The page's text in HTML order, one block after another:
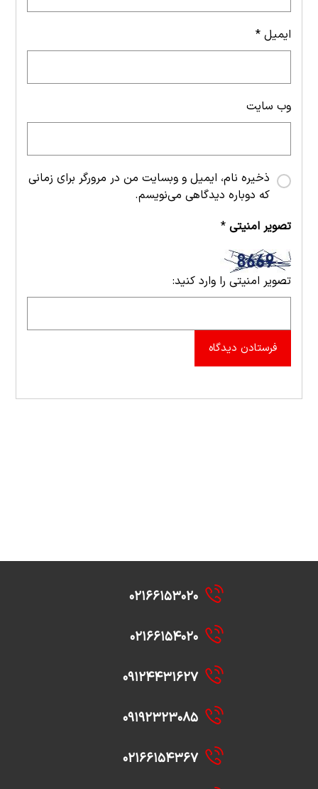
ایمیل*
وب‌ سایت
ذخیره نام، ایمیل و وبسایت من در مرورگر برای زمانی
که دوباره دیدگاهی می‌نویسم.
تصویر امنیتی*
تصویر امنیتی را وارد کنید:
فرستادن دیدگاه
۰۲۱۶۶۱۵۳۰۲۰
۰۲۱۶۶۱۵۴۰۲۰
۰۹۱۲۴۴۳۱۶۲۷
۰۹۱۹۲۳۲۳۰۸۵
۰۲۱۶۶۱۵۴۳۶۷